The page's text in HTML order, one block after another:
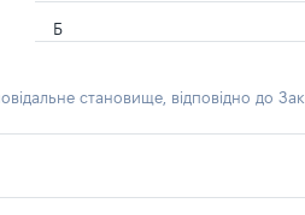
Б
становище, відповідно до